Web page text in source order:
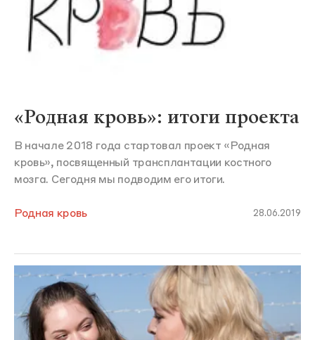
«Родная кровь»: итоги проекта
В начале 2018 года стартовал проект «Родная
кровь», посвященный трансплантации костного
мозга. Сегодня мы подводим его итоги.
Родная кровь 28.06.2019